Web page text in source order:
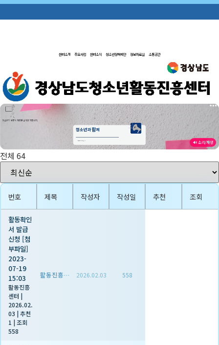
너
뛰
기
센터소개 주요사업 센터소식 청소년정책제안 정보자료실 소통공간
🔊 소리/재생
전체 64
번호 제목 작성자 작성일 추천 조회
활동확인
서 발급
신청 [첨
부파일]
2023-
07-19
15:03
활동진흥
센터
2026.02.
03
추천
1
조회
558
활동진흥센터 2026.02.03 558